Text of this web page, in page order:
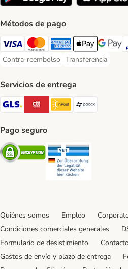
Métodos de pago
Visa Payment Method
Mastercard Payment Method
American Express
Apple PayGoogle
Contra-reembolso
Contra-reembolso Payment Method
Transferencia
Transferencia
Servicios de entrega
GLS Shipping Method
CTTExpress Shipping
InPost Shipping
paack
Pago seguro
Security
Quiénes somos Empleo
Condiciones comerciales generales
Formulario de desistimiento
Contacto
Gastos de envío y plazo de entrega